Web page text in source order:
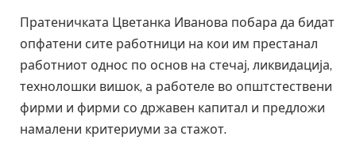
Пратеничката Цветанка Иванова побара да бидат
опфатени сите работници на кои им престанал
работниот однос по основ на стечај, ликвидација,
технолошки вишок, а работеле во општстествени
фирми и фирми со државен капитал и предложи
намалени критериуми за стажот.